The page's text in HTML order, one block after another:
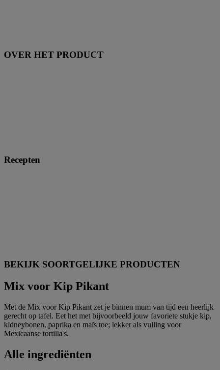
OVER HET PRODUCT
Recepten
BEKIJK SOORTGELIJKE PRODUCTEN
Mix voor Kip Pikant
Met de Mix voor Kip Pikant zet je binnen mum van tijd een heerlijk
gerecht op tafel. Eet het met bijvoorbeeld jouw favoriete stukje kip,
kidneybonen, paprika en maïs toe; lekker als vulling voor
Mexicaanse tortilla's.
Alle ingrediënten